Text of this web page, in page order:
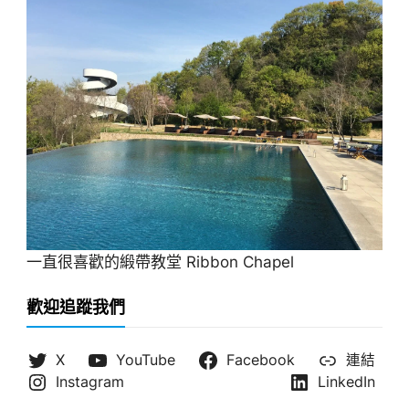
一直很喜歡的緞帶教堂 Ribbon Chapel
歡迎追蹤我們
X YouTube Facebook
連結
Instagram
LinkedIn